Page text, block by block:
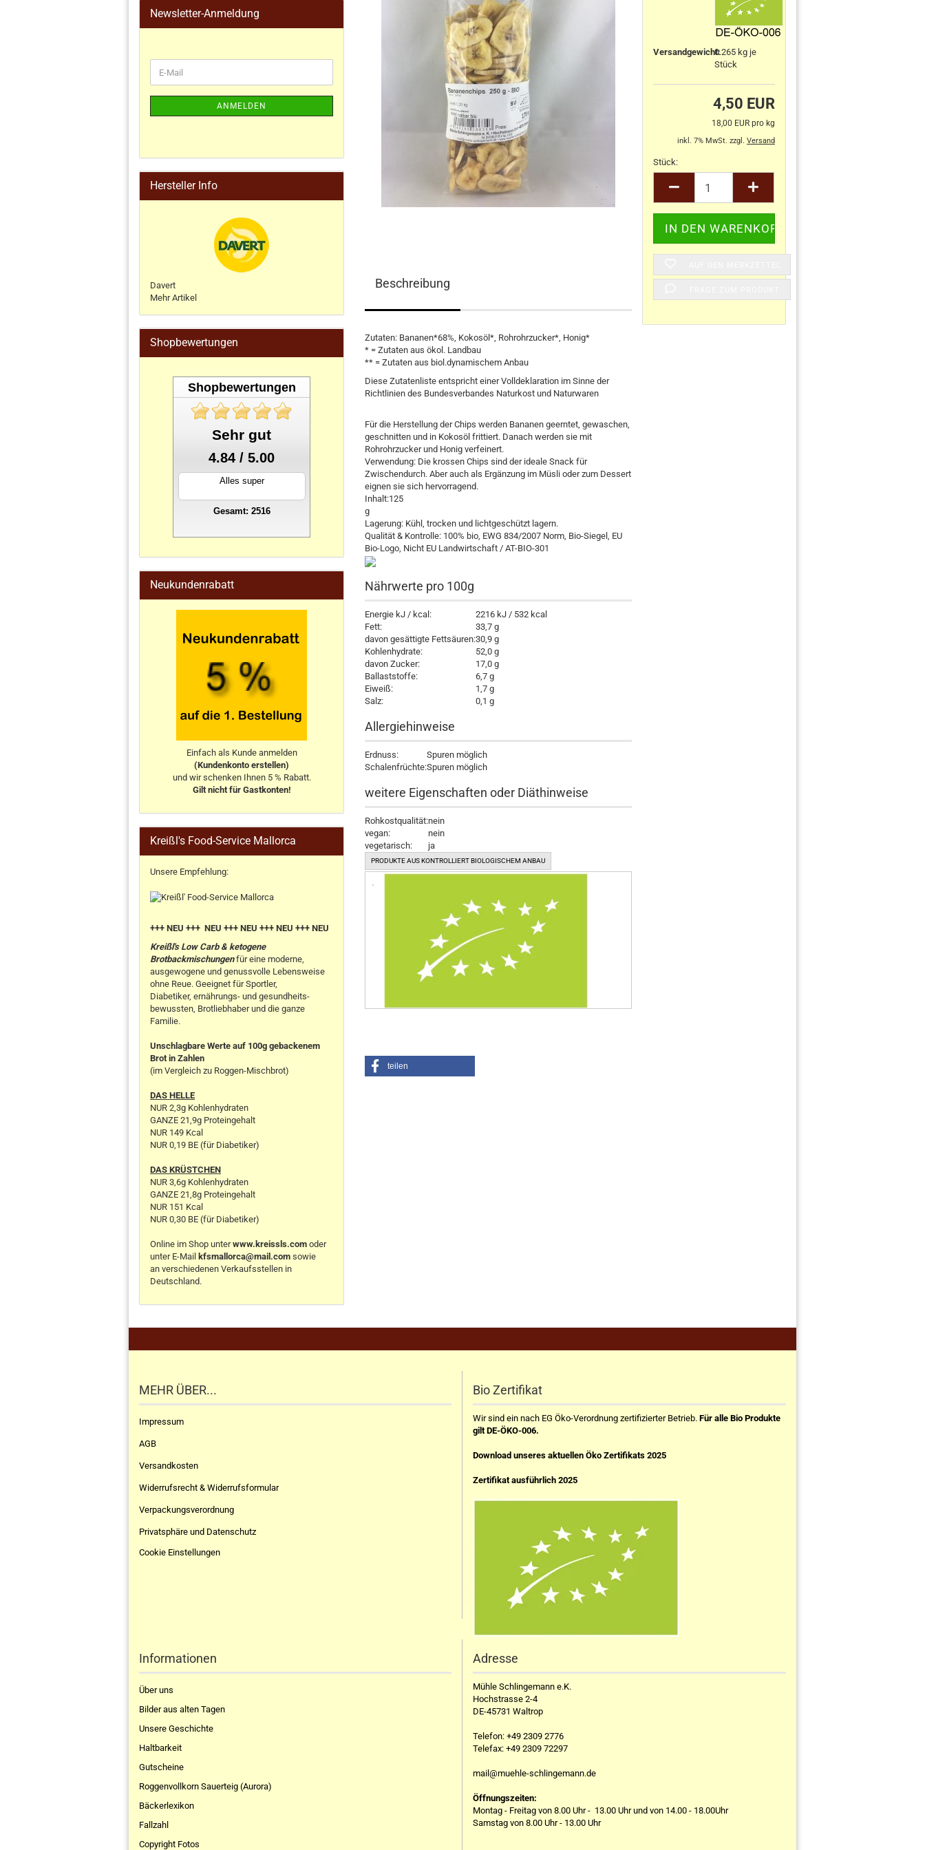
Versandgewicht:0.265kg je
Stück
4,50 EUR
18,00 EUR pro kg
inkl. 7% MwSt. zzgl. Versand
Stück:
Stück
Beschreibung
Zutaten: Bananen*68%, Kokosöl*, Rohrohrzucker*, Honig*
* = Zutaten aus ökol. Landbau
** = Zutaten aus biol.dynamischem Anbau
Diese Zutatenliste entspricht einer Volldeklaration im Sinne der
Richtlinien des Bundesverbandes Naturkost und Naturwaren
Für die Herstellung der Chips werden Bananen geerntet, gewaschen,
geschnitten und in Kokosöl frittiert. Danach werden sie mit
Rohrohrzucker und Honig verfeinert.
Verwendung: Die krossen Chips sind der ideale Snack für
Zwischendurch. Aber auch als Ergänzung im Müsli oder zum Dessert
eignen sie sich hervorragend.
Inhalt:125
g
Lagerung: Kühl, trocken und lichtgeschützt lagern.
Qualität & Kontrolle: 100% bio, EWG 834/2007 Norm, Bio-Siegel, EU
Bio-Logo, Nicht EU Landwirtschaft / AT-BIO-301
Nährwerte pro 100g
Energie kJ / kcal:
2216 kJ / 532 kcal
Fett:
33,7 g
davon gesättigte Fettsäuren:30,9 g
Kohlenhydrate:
52,0 g
davon Zucker:
17,0 g
Ballaststoffe:
6,7 g
Eiweiß:
1,7 g
Salz:
0,1 g
Allergiehinweise
Erdnuss:
Spuren möglich
Schalenfrüchte:Spuren möglich
weitere Eigenschaften oder Diäthinweise
Rohkostqualität:nein
vegan:
nein
vegetarisch:
ja
PRODUKTE AUS KONTROLLIERT BIOLOGISCHEM ANBAU
teilen
Newsletter-Anmeldung
ANMELDEN
Hersteller Info
Davert
Mehr Artikel
Shopbewertungen
Shopbewertungen
Sehr gut
4.84 / 5.00
Alles super
Gesamt: 2516
Neukundenrabatt
Einfach als Kunde anmelden
(Kundenkonto erstellen)
und wir schenken Ihnen 5 % Rabatt.
Gilt nicht für Gastkonten!
Kreißl's Food-Service Mallorca
Unsere Empfehlung:
+++ NEU +++ NEU +++ NEU +++ NEU +++ NEU
Kreißl's Low Carb & ketogene
Brotbackmischungenfür eine moderne,
ausgewogene und genussvolle Lebensweise
ohne Reue. Geeignet für Sportler,
Diabetiker, ernährungs- und gesundheits-
bewussten, Brotliebhaber und die ganze
Familie.
Unschlagbare Werte auf 100g gebackenem
Brot in Zahlen
(im Vergleich zu Roggen-Mischbrot)
DAS HELLE
NUR 2,3g Kohlenhydraten
GANZE 21,9g Proteingehalt
NUR 149 Kcal
NUR 0,19 BE (für Diabetiker)
DAS KRÜSTCHEN
NUR 3,6g Kohlenhydraten
GANZE 21,8g Proteingehalt
NUR 151 Kcal
NUR 0,30 BE (für Diabetiker)
Online im Shop unterwww.kreissls.com oder
unter E-Mail kfsmallorca@mail.com sowie
an verschiedenen Verkaufsstellen in
Deutschland.
.
MEHR ÜBER...
Impressum
AGB
Versandkosten
Widerrufsrecht & Widerrufsformular
Verpackungsverordnung
Privatsphäre und Datenschutz
Cookie Einstellungen
Bio Zertifikat
Wir sind ein nach EG Öko-Verordnung zertifizierter Betrieb. Für alle Bio Produkte
gilt DE-ÖKO-006.
Download unseres aktuellen Öko Zertifikats 2025
Zertifikat ausführlich 2025
Informationen
Über uns
Bilder aus alten Tagen
Unsere Geschichte
Haltbarkeit
Gutscheine
Roggenvollkorn Sauerteig (Aurora)
Bäckerlexikon
Fallzahl
Copyright Fotos
Adresse
Mühle Schlingemann e.K.
Hochstrasse 2-4
DE-45731 Waltrop
Telefon: +49 2309 2776
Telefax: +49 2309 72297
mail@muehle-schlingemann.de
Öffnungszeiten:
Montag - Freitag von 8.00 Uhr - 13.00 Uhr und von 14.00 - 18.00Uhr
Samstag von 8.00 Uhr - 13.00 Uhr